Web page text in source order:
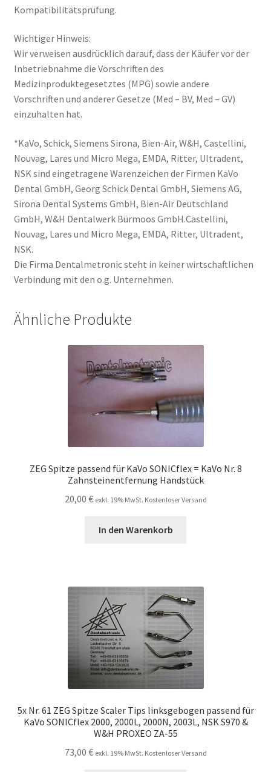
Kompatibilitätsprüfung.
Wichtiger Hinweis:
Wir verweisen ausdrücklich darauf, dass der Käufer vor der
Inbetriebnahme die Vorschriften des
Medizinproduktegesetztes (MPG) sowie andere
Vorschriften und anderer Gesetze (Med – BV, Med – GV)
einzuhalten hat.
*KaVo, Schick, Siemens Sirona, Bien-Air, W&H, Castellini,
Nouvag, Lares und Micro Mega, EMDA, Ritter, Ultradent,
NSK sind eingetragene Warenzeichen der Firmen KaVo
Dental GmbH, Georg Schick Dental GmbH, Siemens AG,
Sirona Dental Systems GmbH, Bien-Air Deutschland
GmbH, W&H Dentalwerk Bürmoos GmbH.Castellini,
Nouvag, Lares und Micro Mega, EMDA, Ritter, Ultradent,
NSK.
Die Firma Dentalmetronic steht in keiner wirtschaftlichen
Verbindung mit den o.g. Unternehmen.
Ähnliche Produkte
ZEG Spitze passend für KaVo SONICflex = KaVo Nr. 8
Zahnsteinentfernung Handstück
20,00 € exkl. 19% MwSt. Kostenloser Versand
In den Warenkorb
5x Nr. 61 ZEG Spitze Scaler Tips linksgebogen passend für
KaVo SONICflex 2000, 2000L, 2000N, 2003L, NSK S970 &
W&H PROXEO ZA-55
73,00 € exkl. 19% MwSt. Kostenloser Versand